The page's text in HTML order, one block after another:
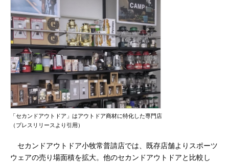
「セカンドアウトドア」はアウトドア商材に特化した専門店
（プレスリリースより引用）
セカンドアウトドア小牧常普請店では、既存店舗よりスポーツ
ウェアの売り場面積を拡大。他のセカンドアウトドアと比較し